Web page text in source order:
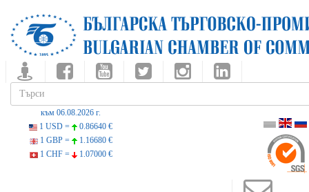
към 06.08.2026 г.
1 USD =
0.86640 €
1 GBP =
1.16680 €
1 CHF =
1.07000 €